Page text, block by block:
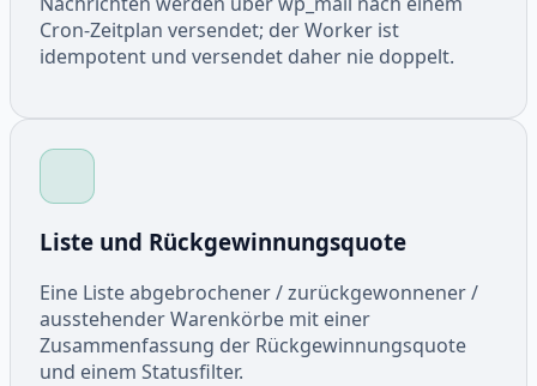
Cron-Zeitplan versendet; der Worker ist
idempotent und versendet daher nie doppelt.
Liste und Rückgewinnungsquote
Eine Liste abgebrochener / zurückgewonnener /
ausstehender Warenkörbe mit einer
Zusammenfassung der Rückgewinnungsquote
und einem Statusfilter.